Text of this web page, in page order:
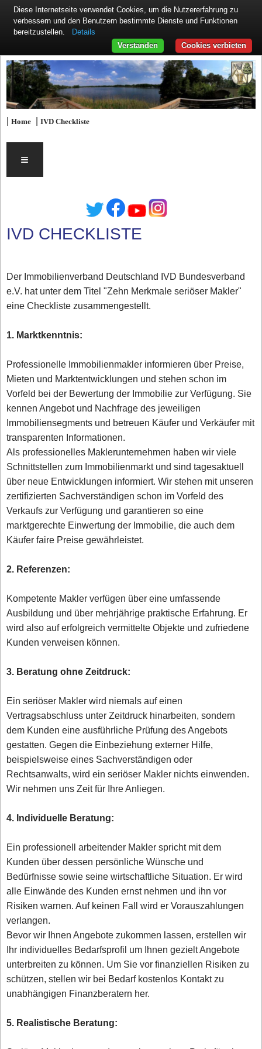
|Home |IVD Checkliste
≡
IVD CHECKLISTE
Der Immobilienverband Deutschland IVD Bundesverband
e.V. hat unter dem Titel "Zehn Merkmale seriöser Makler"
eine Checkliste zusammengestellt.
1. Marktkenntnis:
Professionelle Immobilienmakler informieren über Preise,
Mieten und Marktentwicklungen und stehen schon im
Vorfeld bei der Bewertung der Immobilie zur Verfügung. Sie
kennen Angebot und Nachfrage des jeweiligen
Immobiliensegments und betreuen Käufer und Verkäufer mit
transparenten Informationen.
Als professionelles Maklerunternehmen haben wir viele
Schnittstellen zum Immobilienmarkt und sind tagesaktuell
über neue Entwicklungen informiert. Wir stehen mit unseren
zertifizierten Sachverständigen schon im Vorfeld des
Verkaufs zur Verfügung und garantieren so eine
marktgerechte Einwertung der Immobilie, die auch dem
Käufer faire Preise gewährleistet.
2. Referenzen:
Kompetente Makler verfügen über eine umfassende
Ausbildung und über mehrjährige praktische Erfahrung. Er
wird also auf erfolgreich vermittelte Objekte und zufriedene
Kunden verweisen können.
3. Beratung ohne Zeitdruck:
Ein seriöser Makler wird niemals auf einen
Vertragsabschluss unter Zeitdruck hinarbeiten, sondern
dem Kunden eine ausführliche Prüfung des Angebots
gestatten. Gegen die Einbeziehung externer Hilfe,
beispielsweise eines Sachverständigen oder
Rechtsanwalts, wird ein seriöser Makler nichts einwenden.
Wir nehmen uns Zeit für Ihre Anliegen.
4. Individuelle Beratung:
Ein professionell arbeitender Makler spricht mit dem
Kunden über dessen persönliche Wünsche und
Bedürfnisse sowie seine wirtschaftliche Situation. Er wird
alle Einwände des Kunden ernst nehmen und ihn vor
Risiken warnen. Auf keinen Fall wird er Vorauszahlungen
verlangen.
Bevor wir Ihnen Angebote zukommen lassen, erstellen wir
Ihr individuelles Bedarfsprofil um Ihnen gezielt Angebote
unterbreiten zu können. Um Sie vor finanziellen Risiken zu
schützen, stellen wir bei Bedarf kostenlos Kontakt zu
unabhängigen Finanzberatern her.
5. Realistische Beratung:
Diese Internetseite verwendet Cookies, um die Nutzererfahrung zu
verbessern und den Benutzern bestimmte Dienste und Funktionen
bereitzustellen.
Details
Cookies verbieten
Verstanden